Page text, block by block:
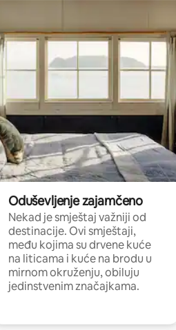
Oduševljenje zajamčeno
Nekad je smještaj važniji od
destinacije. Ovi smještaji,
među kojima su drvene kuće
na liticama i kuće na brodu u
mirnom okruženju, obiluju
jedinstvenim značajkama.